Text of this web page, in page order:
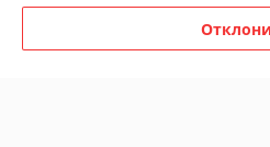
1 отзыва за всё время